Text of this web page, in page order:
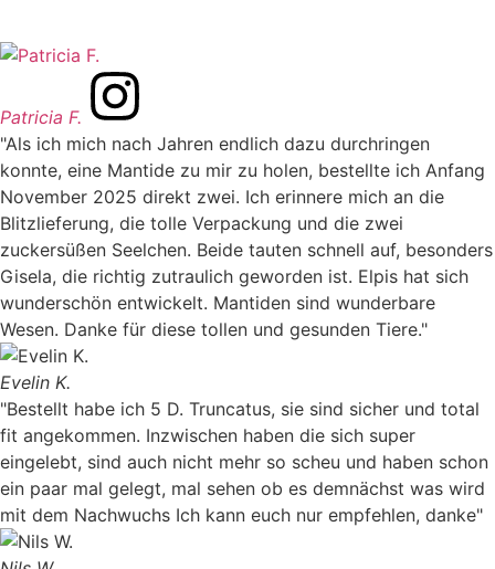
Patricia F.
"Als ich mich nach Jahren endlich dazu durchringen
konnte, eine Mantide zu mir zu holen, bestellte ich Anfang
November 2025 direkt zwei. Ich erinnere mich an die
Blitzlieferung, die tolle Verpackung und die zwei
zuckersüßen Seelchen. Beide tauten schnell auf, besonders
Gisela, die richtig zutraulich geworden ist. Elpis hat sich
wunderschön entwickelt. Mantiden sind wunderbare
Wesen. Danke für diese tollen und gesunden Tiere."
Evelin K.
"Bestellt habe ich 5 D. Truncatus, sie sind sicher und total
fit angekommen. Inzwischen haben die sich super
eingelebt, sind auch nicht mehr so scheu und haben schon
ein paar mal gelegt, mal sehen ob es demnächst was wird
mit dem Nachwuchs Ich kann euch nur empfehlen, danke"